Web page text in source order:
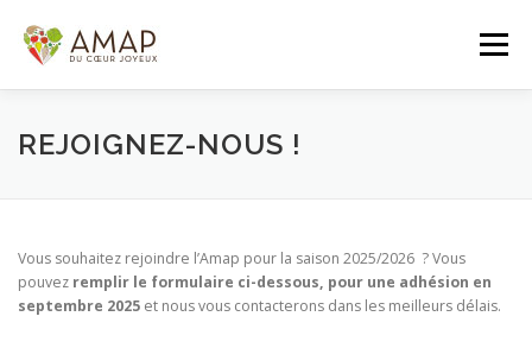
contenu
Menu
ACCUEIL L’AMAP LES PANIERS
PANIER DE LA SEMAINE
REJOIGNEZ-NOUS !
Vous souhaitez rejoindre l’Amap pour la saison 2025/2026 ? Vous
pouvez remplir le formulaire ci-dessous, pour une adhésion en
septembre 2025 et nous vous contacterons dans les meilleurs délais.